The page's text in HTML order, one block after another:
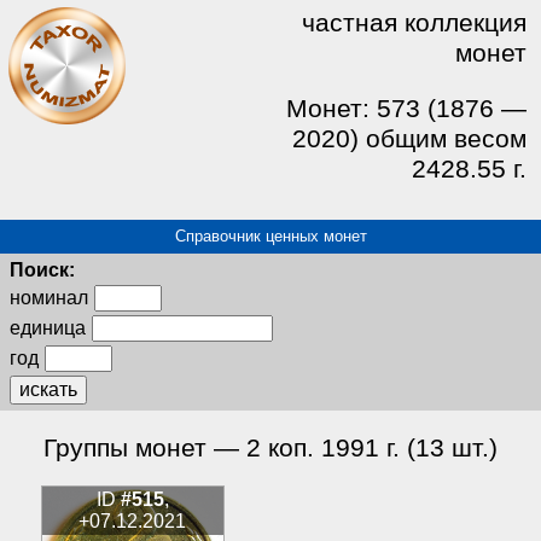
частная коллекция
монет
Монет: 573 (1876 —
2020) общим весом
2428.55 г.
Справочник ценных монет
Поиск:
номинал
единица
год
искать
Группы монет — 2 коп. 1991 г. (13 шт.)
ID#515,
+07.12.2021